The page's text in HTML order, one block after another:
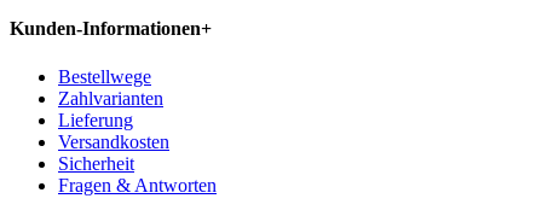
Kunden-Informationen+
Bestellwege
Zahlvarianten
Lieferung
Versandkosten
Sicherheit
Fragen & Antworten